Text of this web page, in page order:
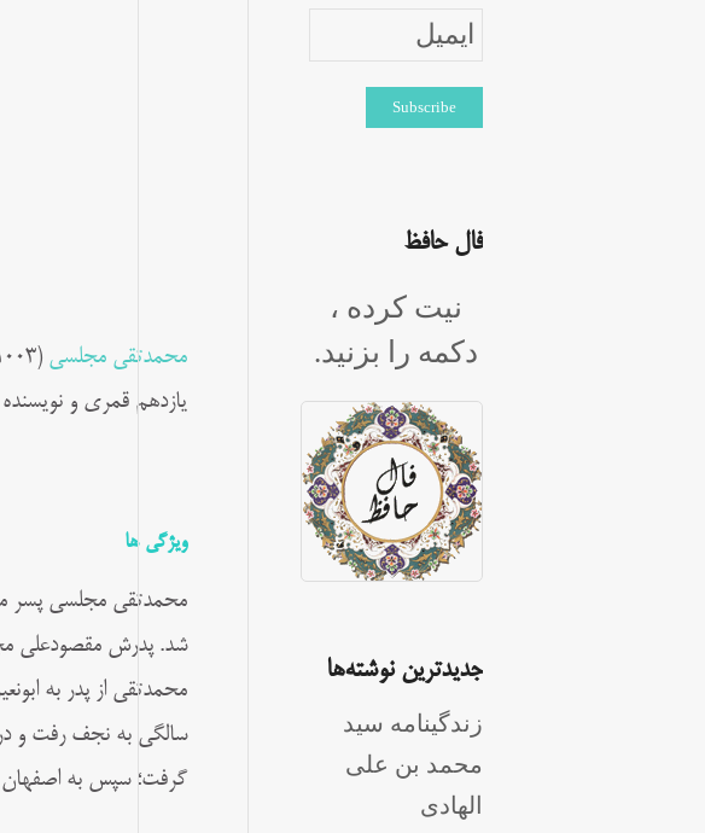
محمدتقی مجلسی
یازدهم قمری و
ویژگی ها
شد. پدرش مقصودعلی
گرفت؛ سپس به
فال حافظ
نیت کرده ،
دکمه را بزنید.
جدیدترین نوشته‌ها
زندگینامه سید
محمد بن علی
الهادی